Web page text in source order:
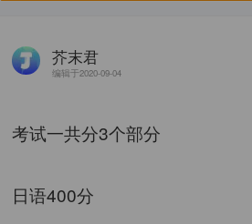
芥末君
编辑于2020-09-04
考试一共分3个部分
日语400分